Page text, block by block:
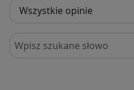
Szukaj w opiniach